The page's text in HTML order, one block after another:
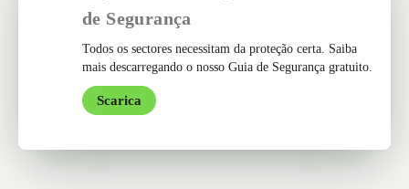
de Segurança
Todos os sectores necessitam da proteção certa. Saiba
mais descarregando o nosso Guia de Segurança gratuito.
Scarica